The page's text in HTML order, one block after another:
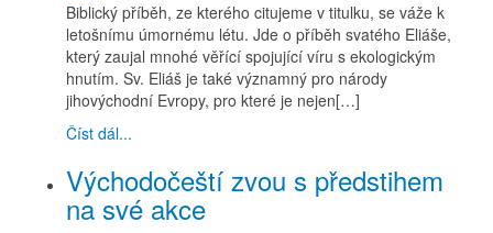
Biblický příběh, ze kterého citujeme v titulku, se váže k
letošnímu úmornému létu. Jde o příběh svatého Eliáše,
který zaujal mnohé věřící spojující víru s ekologickým
hnutím. Sv. Eliáš je také významný pro národy
jihovýchodní Evropy, pro které je nejen[…]
Číst dál...
Východočeští zvou s předstihem
na své akce